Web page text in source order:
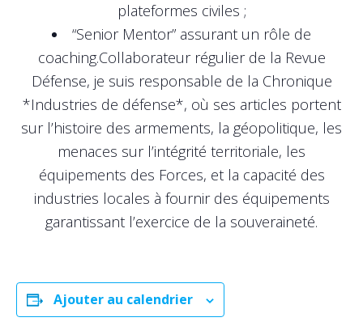
plateformes civiles ;
“Senior Mentor” assurant un rôle de
coaching.Collaborateur régulier de la Revue
Défense, je suis responsable de la Chronique
*Industries de défense*, où ses articles portent
sur l’histoire des armements, la géopolitique, les
menaces sur l’intégrité territoriale, les
équipements des Forces, et la capacité des
industries locales à fournir des équipements
garantissant l’exercice de la souveraineté.
Ajouter au calendrier